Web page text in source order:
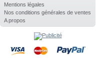
Mentions légales
Nos conditions générales de ventes
A propos